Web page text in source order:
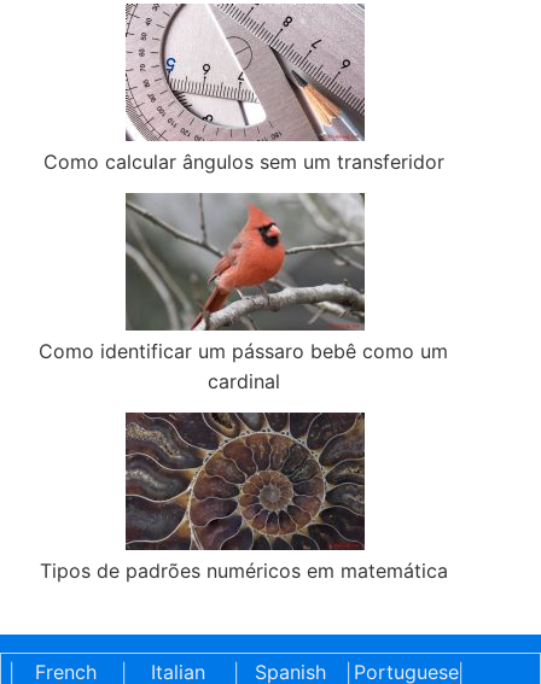
Como calcular ângulos sem um transferidor
Como identificar um pássaro bebê como um
cardinal
Tipos de padrões numéricos em matemática
French Italian Spanish Portuguese|